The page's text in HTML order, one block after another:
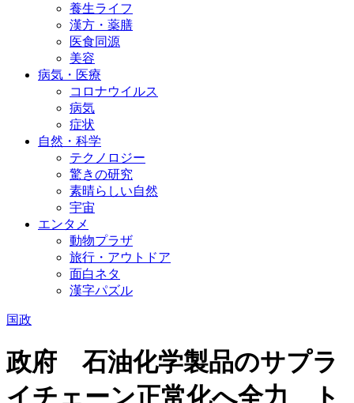
養生ライフ
漢方・薬膳
医食同源
美容
病気・医療
コロナウイルス
病気
症状
自然・科学
テクノロジー
驚きの研究
素晴らしい自然
宇宙
エンタメ
動物プラザ
旅行・アウトドア
面白ネタ
漢字パズル
国政
政府 石油化学製品のサプラ
イチェーン正常化へ全力 ト